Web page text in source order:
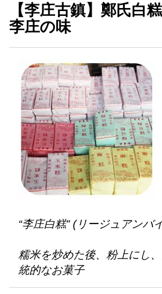
【李庄古鎮】鄭氏白
李庄の味
“李庄白糕” (リージュアンバ
糯米を炒めた後、粉上にし
統的なお菓子